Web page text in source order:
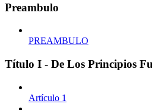
Preambulo
PREAMBULO
Título I - De Los Principios
Artículo 1